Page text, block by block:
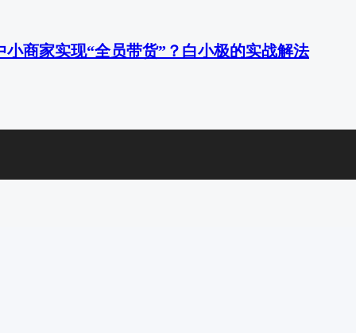
商家实现“全员带货”？白小极的实战解法